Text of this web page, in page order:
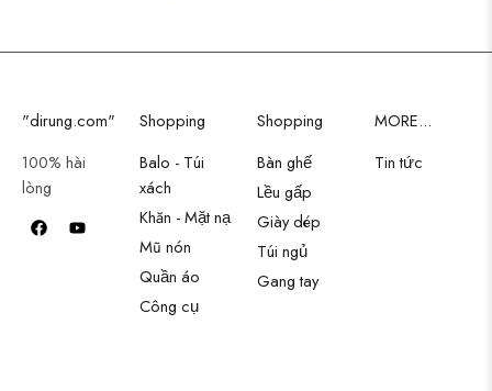
"dirung.com"
100% hài
lòng
Shopping
Balo - Túi
xách
Khăn - Mặt nạ
Mũ nón
Quần áo
Công cụ
Shopping
Bàn ghế
Lều gấp
Giày dép
Túi ngủ
Gang tay
MORE...
Tin tức